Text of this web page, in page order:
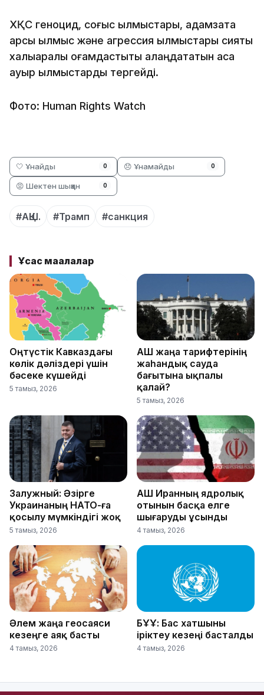
ХҚС геноцид, соғыс қылмыстары, адамзатқа
қарсы қылмыс және агрессия қылмыстары сияқты
халықаралық қоғамдастықты алаңдататын аса
ауыр қылмыстарды тергейді.
Фото: Human Rights Watch
🤍 Ұнайды 0 😞 Ұнамайды 0
😡 Шектен шыққан 0
#АҚШ. #Трамп #санкция
Ұқсас мақалалар
Оңтүстік Кавказдағы
көлік дәліздері үшін
бәсеке күшейді
5 тамыз, 2026
АҚШ жаңа тарифтерінің
жаһандық сауда
бағытына ықпалы
қалай?
5 тамыз, 2026
Залужный: Әзірге
Украинаның НАТО-ға
қосылу мүмкіндігі жоқ
5 тамыз, 2026
АҚШ Иранның ядролық
отынын басқа елге
шығаруды ұсынды
4 тамыз, 2026
Әлем жаңа геосаяси
кезеңге аяқ басты
4 тамыз, 2026
БҰҰ: Бас хатшыны
іріктеу кезеңі басталды
4 тамыз, 2026